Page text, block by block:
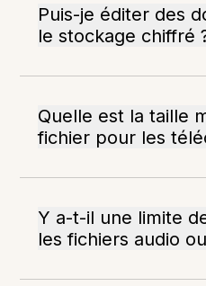
Puis-je éditer des
le stockage chiffré
Quelle est la taille
fichier pour les
Y a-t-il une limite
les fichiers audio